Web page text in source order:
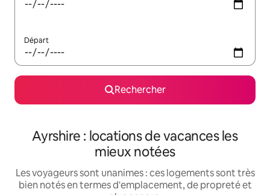
Départ
Rechercher
Ayrshire : locations de vacances les
mieux notées
Les voyageurs sont unanimes : ces logements sont très
bien notés en termes d'emplacement, de propreté et